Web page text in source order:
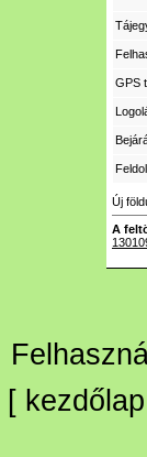
GPS
Új
A
[ kezdőlap